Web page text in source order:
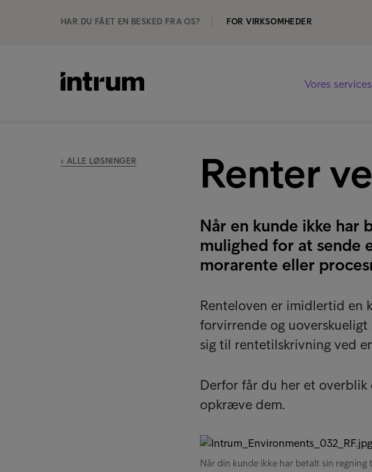
HAR DU FÅET EN BESKED FRA OS? FOR VIRKSOMHEDER
Vores services
‹ ALLE LØSNINGER Renter
Når en kunde ikke har
mulighed for at sende
morarente eller
Renteloven er imidlertid en
forvirrende og
sig til rentetilskrivning ved
Derfor får du her et overblik
opkræve dem.
Når din kunde ikke har betalt sin